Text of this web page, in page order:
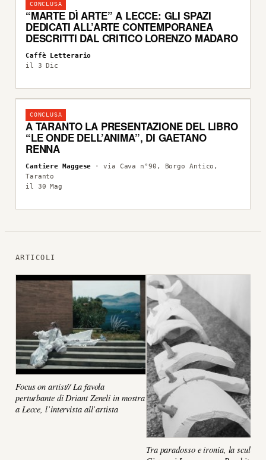
CONCLUSA
“MARTE DÌ ARTE” A LECCE: GLI SPAZI
DEDICATI ALL’ARTE CONTEMPORANEA
DESCRITTI DAL CRITICO LORENZO MADARO
Caffè Letterario
il 3 Dic
CONCLUSA
A TARANTO LA PRESENTAZIONE DEL LIBRO
“LE ONDE DELL’ANIMA”, DI GAETANO
RENNA
Cantiere Maggese · via Cava n°90, Borgo Antico,
Taranto
il 30 Mag
ARTICOLI
Focus on artist// La favola
perturbante di Driant Zeneli in mostra
a Lecce, l’intervista all’artista
Tra paradosso e ironia, la